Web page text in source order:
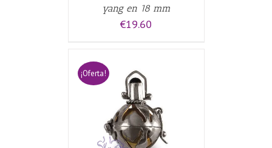
yang en 18 mm
€19.60
¡Oferta!